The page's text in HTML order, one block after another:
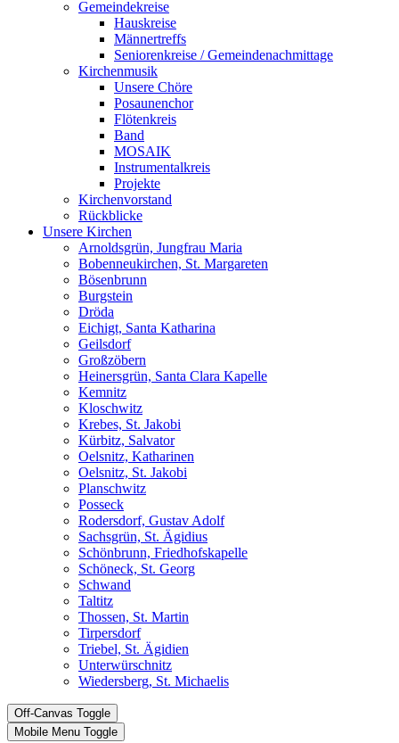
Gemeindekreise
Hauskreise
Männertreffs
Seniorenkreise / Gemeindenachmittage
Kirchenmusik
Unsere Chöre
Posaunenchor
Flötenkreis
Band
MOSAIK
Instrumentalkreis
Projekte
Kirchenvorstand
Rückblicke
Unsere Kirchen
Arnoldsgrün, Jungfrau Maria
Bobenneukirchen, St. Margareten
Bösenbrunn
Burgstein
Dröda
Eichigt, Santa Katharina
Geilsdorf
Großzöbern
Heinersgrün, Santa Clara Kapelle
Kemnitz
Kloschwitz
Krebes, St. Jakobi
Kürbitz, Salvator
Oelsnitz, Katharinen
Oelsnitz, St. Jakobi
Planschwitz
Posseck
Rodersdorf, Gustav Adolf
Sachsgrün, St. Ägidius
Schönbrunn, Friedhofskapelle
Schöneck, St. Georg
Schwand
Taltitz
Thossen, St. Martin
Tirpersdorf
Triebel, St. Ägidien
Unterwürschnitz
Wiedersberg, St. Michaelis
Off-Canvas Toggle
Mobile Menu Toggle